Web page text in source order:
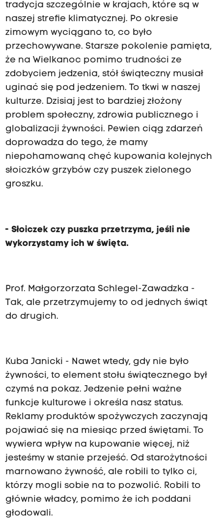
tradycja szczególnie w krajach, które są w
naszej strefie klimatycznej. Po okresie
zimowym wyciągano to, co było
przechowywane. Starsze pokolenie pamięta,
że na Wielkanoc pomimo trudności ze
zdobyciem jedzenia, stół świąteczny musiał
uginać się pod jedzeniem. To tkwi w naszej
kulturze. Dzisiaj jest to bardziej złożony
problem społeczny, zdrowia publicznego i
globalizacji żywności. Pewien ciąg zdarzeń
doprowadza do tego, że mamy
niepohamowaną chęć kupowania kolejnych
słoiczków grzybów czy puszek zielonego
groszku.
- Słoiczek czy puszka przetrzyma, jeśli nie
wykorzystamy ich w święta.
Prof. Małgorzorzata Schlegel-Zawadzka -
Tak, ale przetrzymujemy to od jednych świąt
do drugich.
Kuba Janicki - Nawet wtedy, gdy nie było
żywności, to element stołu świątecznego był
czymś na pokaz. Jedzenie pełni ważne
funkcje kulturowe i określa nasz status.
Reklamy produktów spożywczych zaczynają
pojawiać się na miesiąc przed świętami. To
wywiera wpływ na kupowanie więcej, niż
jesteśmy w stanie przejeść. Od starożytności
marnowano żywność, ale robili to tylko ci,
którzy mogli sobie na to pozwolić. Robili to
głównie władcy, pomimo że ich poddani
głodowali.